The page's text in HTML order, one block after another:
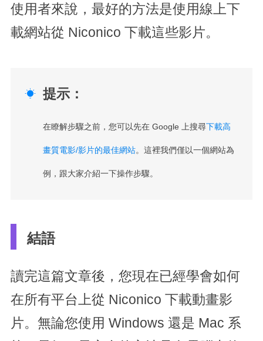
使用者來說，最好的方法是使用線上下
載網站從 Niconico 下載這些影片。
 提示：
在瞭解步驟之前，您可以先在 Google 上搜尋下載高
畫質電影/影片的最佳網站。這裡我們僅以一個網站為
例，跟大家介紹一下操作步驟。
結語
讀完這篇文章後，您現在已經學會如何
在所有平台上從 Niconico 下載動畫影
片。無論您使用 Windows 還是 Mac 系